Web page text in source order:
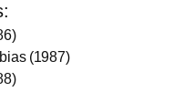
(1987)